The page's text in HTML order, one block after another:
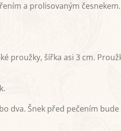
a prolisovaným česnekem.
proužky, šířka asi 3 cm.
dva. Šnek před pečením bude